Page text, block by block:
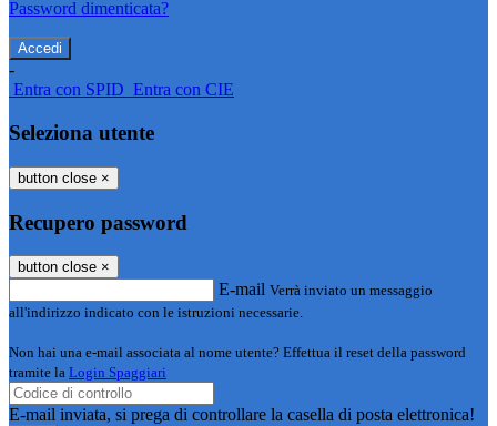
Password dimenticata?
-
Entra con SPID Entra con CIE
Seleziona utente
button close ×
Recupero password
button close ×
E-mail Verrà inviato un messaggio
all'indirizzo indicato con le istruzioni necessarie.
Non hai una e-mail associata al nome utente? Effettua il reset della password
tramite la Login Spaggiari
E-mail inviata, si prega di controllare la casella di posta elettronica!